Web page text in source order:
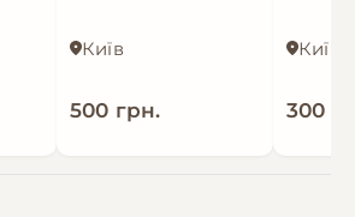
Київ
500 грн.
Київ
300